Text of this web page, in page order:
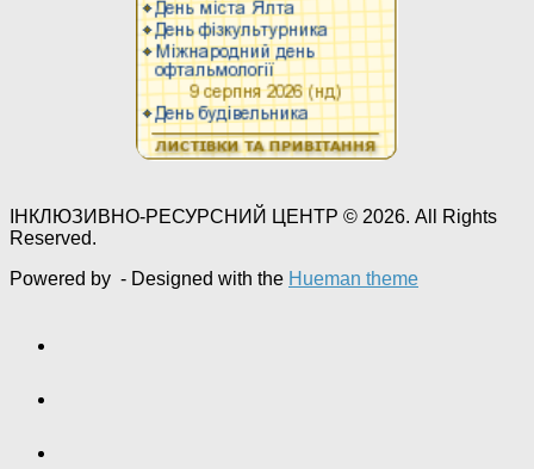
ІНКЛЮЗИВНО-РЕСУРСНИЙ ЦЕНТР © 2026. All Rights
Reserved.
Powered by - Designed with the Hueman theme